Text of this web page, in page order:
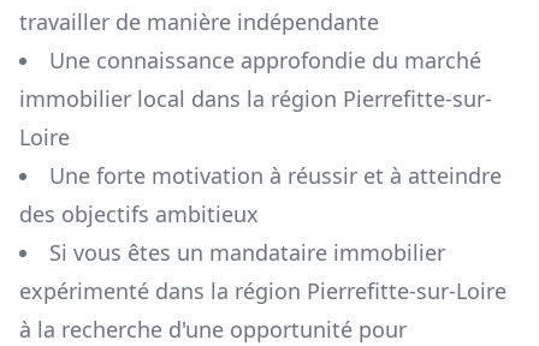
travailler de manière indépendante
Une connaissance approfondie du marché
immobilier local dans la région Pierrefitte-sur-
Loire
Une forte motivation à réussir et à atteindre
des objectifs ambitieux
Si vous êtes un mandataire immobilier
expérimenté dans la région Pierrefitte-sur-Loire
à la recherche d'une opportunité pour